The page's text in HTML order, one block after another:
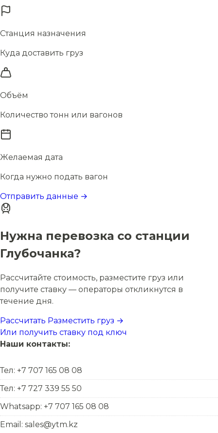
Станция назначения
Куда доставить груз
Объём
Количество тонн или вагонов
Желаемая дата
Когда нужно подать вагон
Отправить данные →
Нужна перевозка со станции
Глубочанка?
Рассчитайте стоимость, разместите груз или
получите ставку — операторы откликнутся в
течение дня.
Рассчитать Разместить груз →
Или получить ставку под ключ
Наши контакты:
Тел: +7 707 165 08 08
Тел: +7 727 339 55 50
Whatsapp: +7 707 165 08 08
Email: sales@ytm.kz